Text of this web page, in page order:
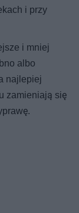
i przy
i mniej
albo
najlepiej
zamieniają się